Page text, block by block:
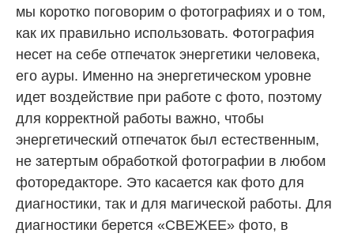
мы коротко поговорим о фотографиях и о том,
как их правильно использовать. Фотография
несет на себе отпечаток энергетики человека,
его ауры. Именно на энергетическом уровне
идет воздействие при работе с фото, поэтому
для корректной работы важно, чтобы
энергетический отпечаток был естественным,
не затертым обработкой фотографии в любом
фоторедакторе. Это касается как фото для
диагностики, так и для магической работы. Для
диагностики берется «СВЕЖЕЕ» фото, в